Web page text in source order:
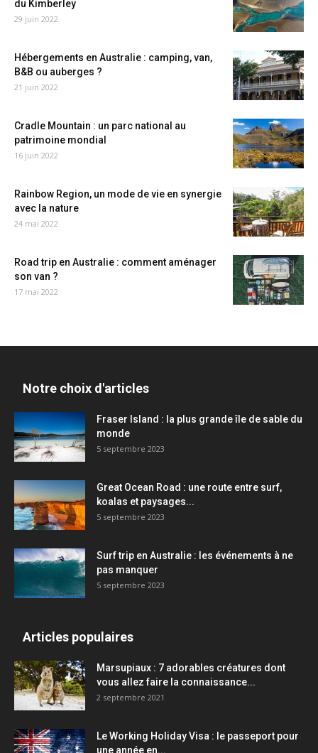
du Kimberley
29 juin 2022
Hébergements en Australie : camping, van,
B&B ou auberges ?
21 juin 2022
Cradle Mountain : un parc national au
patrimoine mondial
16 juin 2022
Rainbow Region, un mode de vie en synergie
avec la nature
24 mai 2022
Road trip en Australie : comment aménager
son van ?
17 mai 2022
Notre choix d'articles
Fraser Island : la plus grande île de sable du
monde
5 septembre 2023
Great Ocean Road : une route entre surf,
koalas et paysages...
5 septembre 2023
Surf trip en Australie : les événements à ne
pas manquer
5 septembre 2023
Articles populaires
Marsupiaux : 7 adorables créatures dont
vous allez faire la connaissance...
2 septembre 2021
Le Working Holiday Visa : le passeport pour
une année en...